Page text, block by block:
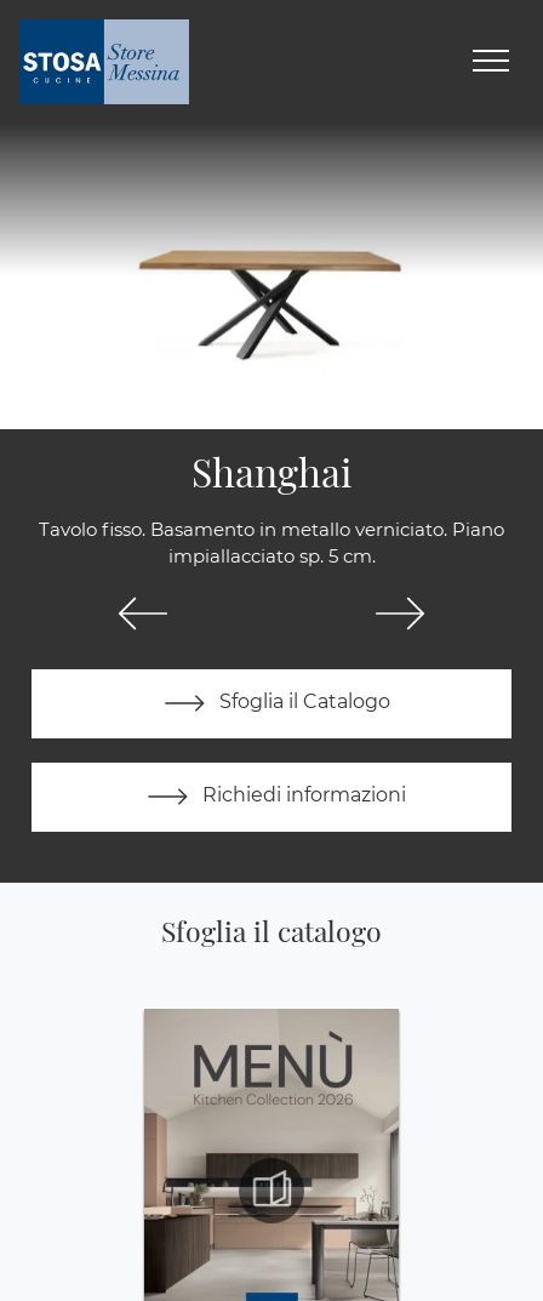
Tavolo fisso. Basamento in metallo verniciato. Piano
impiallacciato sp. 5 cm.
Sfoglia il Catalogo
Richiedi informazioni
Shanghai
Sfoglia il catalogo